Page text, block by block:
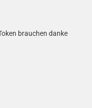
brauchen danke